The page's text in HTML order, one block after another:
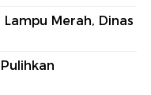
Merah, Dinas